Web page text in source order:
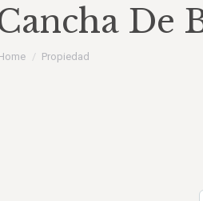
De
are here:
Propiedad